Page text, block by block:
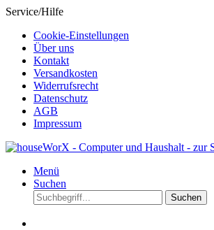
Service/Hilfe
Cookie-Einstellungen
Über uns
Kontakt
Versandkosten
Widerrufsrecht
Datenschutz
AGB
Impressum
Menü
Suchen
Suchen